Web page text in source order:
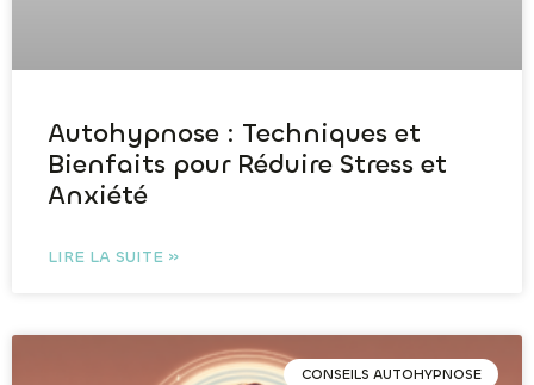
Autohypnose : Techniques et
Bienfaits pour Réduire Stress et
Anxiété
LIRE LA SUITE »
CONSEILS AUTOHYPNOSE